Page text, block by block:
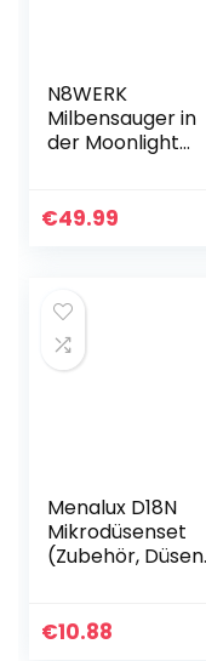
N8WERK
Milbensauger in
der Moonlight
mit starker
€49.99
Menalux D18N
Mikrodüsenset
(Zubehör, Düsen
Adapter,
€10.88